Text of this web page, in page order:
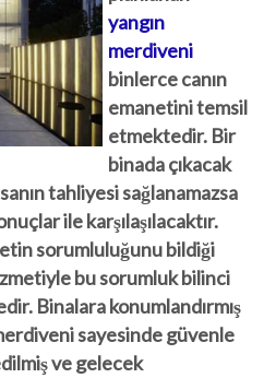
yangın
merdiveni
binlerce canın
emanetini temsil
etmektedir. Bir
binada çıkacak
tahliyesi sağlanamazsa
ile karşılaşılacaktır.
sorumluluğunu bildiği
bu sorumluk bilinci
Binalara konumlandırmış
sayesinde güvenle
ve gelecek